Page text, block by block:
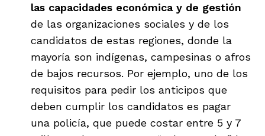
las capacidades económica y de gestión
de las organizaciones sociales y de los
candidatos de estas regiones, donde la
mayoría son indígenas, campesinas o afros
de bajos recursos. Por ejemplo, uno de los
requisitos para pedir los anticipos que
deben cumplir los candidatos es pagar
una policía, que puede costar entre 5 y 7